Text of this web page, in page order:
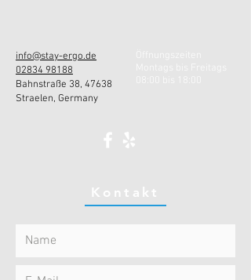
info@stay-ergo.de
02834 98188
Bahnstraße 38, 47638
Straelen, Germany
Kontakt